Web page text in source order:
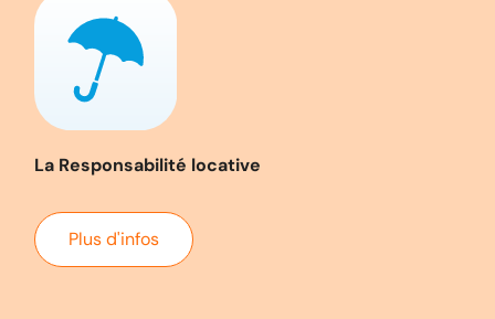
La Responsabilité locative
Plus d'infos